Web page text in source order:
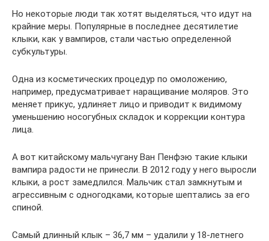
Но некоторые люди так хотят выделяться, что идут на
крайние меры. Популярные в последнее десятилетие
клыки, как у вампиров, стали частью определенной
субкультуры.
Одна из косметических процедур по омоложению,
например, предусматривает наращивание моляров. Это
меняет прикус, удлиняет лицо и приводит к видимому
уменьшению носогубных складок и коррекции контура
лица.
А вот китайскому мальчугану Ван Пенфэю такие клыки
вампира радости не принесли. В 2012 году у него выросли
клыки, а рост замедлился. Мальчик стал замкнутым и
агрессивным с одногодками, которые шептались за его
спиной.
Самый длинный клык – 36,7 мм – удалили у 18-летнего